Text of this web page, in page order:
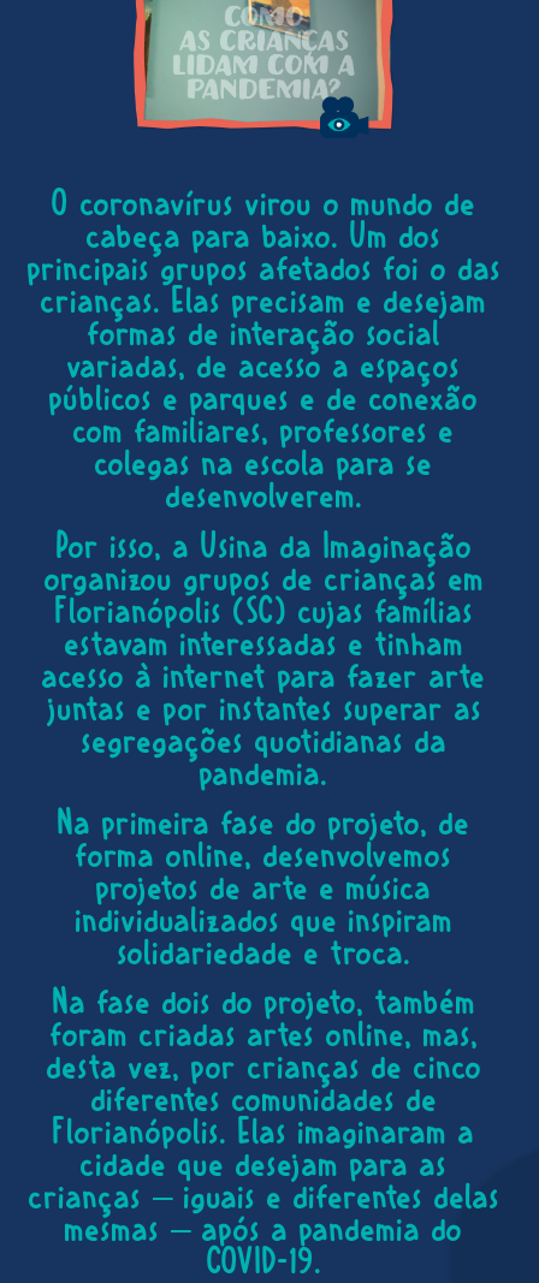
O coronavírus virou o mundo de
cabeça para baixo. Um dos
principais grupos afetados foi o das
crianças. Elas precisam e desejam
formas de interação social
variadas, de acesso a espaços
públicos e parques e de conexão
com familiares, professores e
colegas na escola para se
desenvolverem.
Por isso, a Usina da Imaginação
organizou grupos de crianças em
Florianópolis (SC) cujas famílias
estavam interessadas e tinham
acesso à internet para fazer arte
juntas e por instantes superar as
segregações quotidianas da
pandemia.
Na primeira fase do projeto, de
forma online, desenvolvemos
projetos de arte e música
individualizados que inspiram
solidariedade e troca.
Na fase dois do projeto, também
foram criadas artes online, mas,
desta vez, por crianças de cinco
diferentes comunidades de
Florianópolis. Elas imaginaram a
cidade que desejam para as
crianças – iguais e diferentes delas
mesmas – após a pandemia do
COVID-19.